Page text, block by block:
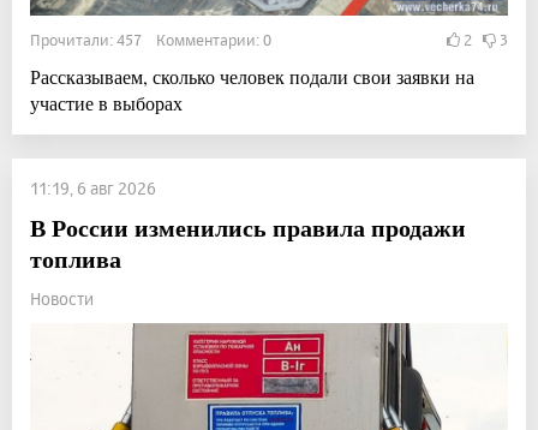
Прочитали: 457 Комментарии: 0 2 3
Рассказываем, сколько человек подали свои заявки на
участие в выборах
11:19, 6 авг 2026
В России изменились правила продажи
топлива
Новости